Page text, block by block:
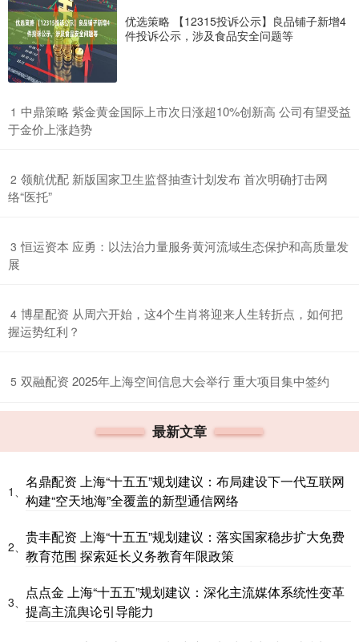
优选策略 【12315投诉公示】良品铺子新增4
件投诉公示，涉及食品安全问题等
1 ​中鼎策略 紫金黄金国际上市次日涨超10%创新高 公司有望受益
于金价上涨趋势
2 ​领航优配 新版国家卫生监督抽查计划发布 首次明确打击网
络“医托”
3 ​恒运资本 应勇：以法治力量服务黄河流域生态保护和高质量发
展
4 ​博星配资 从周六开始，这4个生肖将迎来人生转折点，如何把
握运势红利？
5 ​双融配资 2025年上海空间信息大会举行 重大项目集中签约
最新文章
1、
名鼎配资 上海“十五五”规划建议：布局建设下一代互联网
构建“空天地海”全覆盖的新型通信网络
2、
贵丰配资 上海“十五五”规划建议：落实国家稳步扩大免费
教育范围 探索延长义务教育年限政策
3、
点点金 上海“十五五”规划建议：深化主流媒体系统性变革
提高主流舆论引导能力